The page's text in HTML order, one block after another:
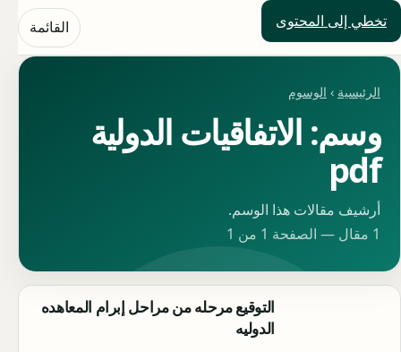
تخطي إلى المحتوى
حلول العالم القائمة
الرئيسية › الوسوم
وسم: الاتفاقيات الدولية
pdf
أرشيف مقالات هذا الوسم.
1 مقال — الصفحة 1 من 1
التوقيع مرحله من مراحل إبرام المعاهده
الدوليه